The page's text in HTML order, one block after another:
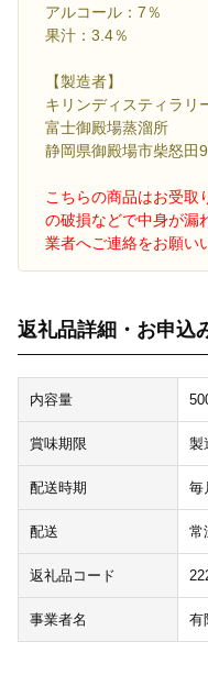
アルコール：7％
果汁：3.4％
【製造者】
キリンディスティラリ
富士御殿場蒸溜所
静岡県御殿場市柴怒田
こちらの商品はお受取
の破損などで中身が漏
業者へご連絡をお願い
返礼品詳細・お申込
内容量
賞味期限 製
配送時期 毎
配送 常
返礼品コード
事業者名 有